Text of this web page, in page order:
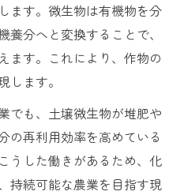
ます。微生物は有機物を分
分へと変換することで、
ます。これにより、作物の
します。
でも、土壌微生物が堆肥や
の再利用効率を高めている
うした働きがあるため、化
持続可能な農業を目指す現